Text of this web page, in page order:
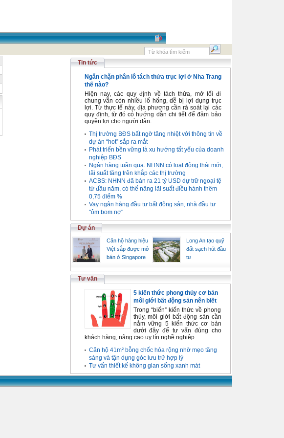
Tin tức
Ngăn chặn phân lô tách thửa trục lợi ở Nha Trang
thế nào?
Hiện nay, các quy định về tách thửa, mở lối đi
chung vẫn còn nhiều lổ hổng, dễ bị lợi dụng trục
lợi. Từ thực tế này, địa phương cần rà soát lại các
quy định, từ đó có hướng dẫn chi tiết để đảm bảo
quyền lợi cho người dân.
Thị trường BĐS bất ngờ tăng nhiệt với thông tin về
dự án “hot” sắp ra mắt
Phát triển bền vững là xu hướng tất yếu của doanh
nghiệp BĐS
Ngân hàng tuần qua: NHNN có loạt động thái mới,
lãi suất tăng trên khắp các thị trường
ACBS: NHNN đã bán ra 21 tỷ USD dự trữ ngoại tệ
từ đầu năm, có thể nâng lãi suất điều hành thêm
0,75 điểm %
Vay ngân hàng đầu tư bất động sản, nhà đầu tư
"ôm bom nợ"
Dự án
Căn hộ hàng hiệu
Việt sắp được mở
bán ở Singapore
Long An tạo quỹ
đất sạch hút đầu
tư
Tư vấn
5 kiến thức phong thủy cơ bản
môi giới bất động sản nên biết
Trong “biển” kiến thức về phong
thủy, môi giới bất động sản cần
nắm vững 5 kiến thức cơ bản
dưới đây để tư vấn đúng cho
khách hàng, nâng cao uy tín nghề nghiệp.
Căn hộ 41m² bỗng chốc hóa rộng nhờ mẹo tăng
sáng và tận dụng góc lưu trữ hợp lý
Tư vấn thiết kế không gian sống xanh mát